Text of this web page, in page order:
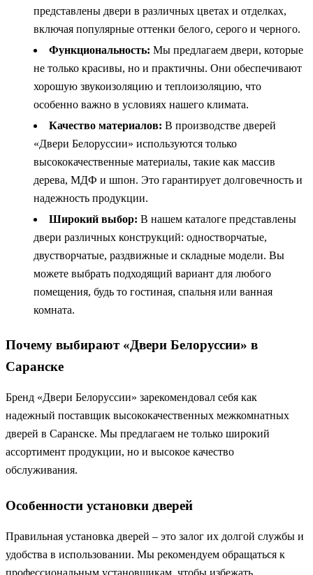
представлены двери в различных цветах и отделках,
включая популярные оттенки белого, серого и черного.
Функциональность: Мы предлагаем двери, которые
не только красивы, но и практичны. Они обеспечивают
хорошую звукоизоляцию и теплоизоляцию, что
особенно важно в условиях нашего климата.
Качество материалов: В производстве дверей
«Двери Белоруссии» используются только
высококачественные материалы, такие как массив
дерева, МДФ и шпон. Это гарантирует долговечность и
надежность продукции.
Широкий выбор: В нашем каталоге представлены
двери различных конструкций: одностворчатые,
двустворчатые, раздвижные и складные модели. Вы
можете выбрать подходящий вариант для любого
помещения, будь то гостиная, спальня или ванная
комната.
Почему выбирают «Двери Белоруссии» в
Саранске
Бренд «Двери Белоруссии» зарекомендовал себя как
надежный поставщик высококачественных межкомнатных
дверей в Саранске. Мы предлагаем не только широкий
ассортимент продукции, но и высокое качество
обслуживания.
Особенности установки дверей
Правильная установка дверей – это залог их долгой службы и
удобства в использовании. Мы рекомендуем обращаться к